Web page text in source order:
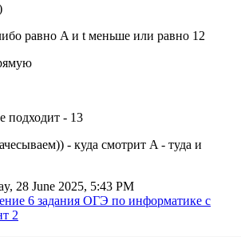
равно A и t меньше или равно 12
подходит - 13
- куда смотрит A - туда и
28 June 2025, 5:43 PM
6 задания ОГЭ по информатике с
2